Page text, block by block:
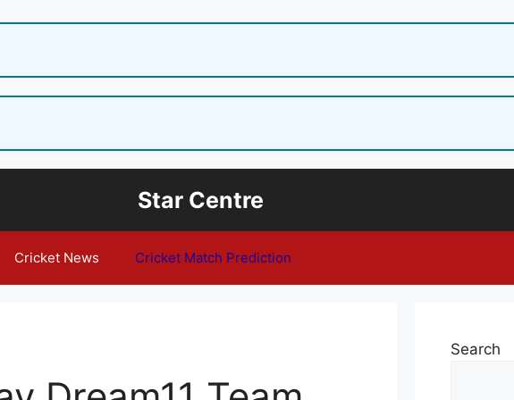
Star Centre
Cricket News Cricket Match Prediction
Search